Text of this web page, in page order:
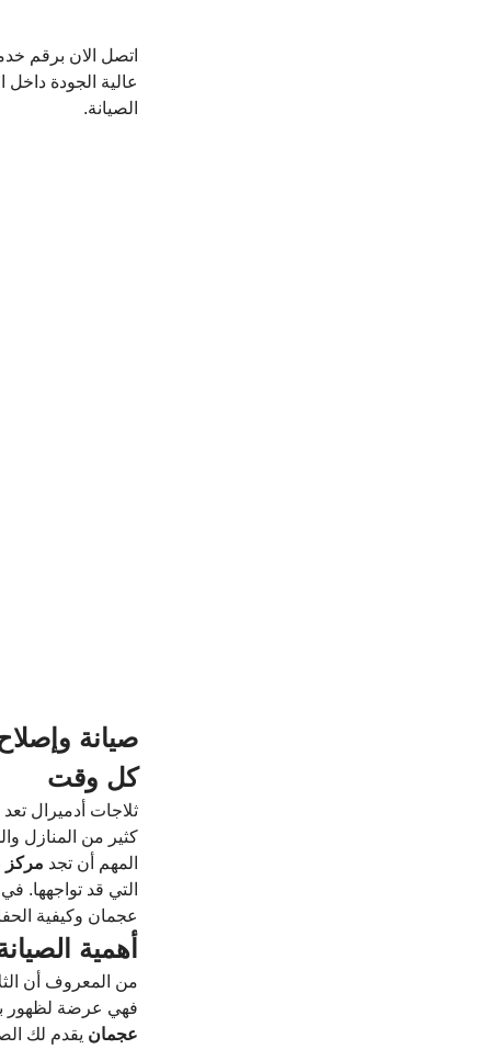
اتصل الان برقم
عالية الجودة
الصيانة.
صيانة
كل وقت
ثلاجات أدميرال تعد
كثير من المنازل
المهم أن تجد مركز
التي قد تواجهها.
عجمان وكيفية
أهمية
من المعروف أن
فهي عرضة لظهور
عجمان يقدم لك